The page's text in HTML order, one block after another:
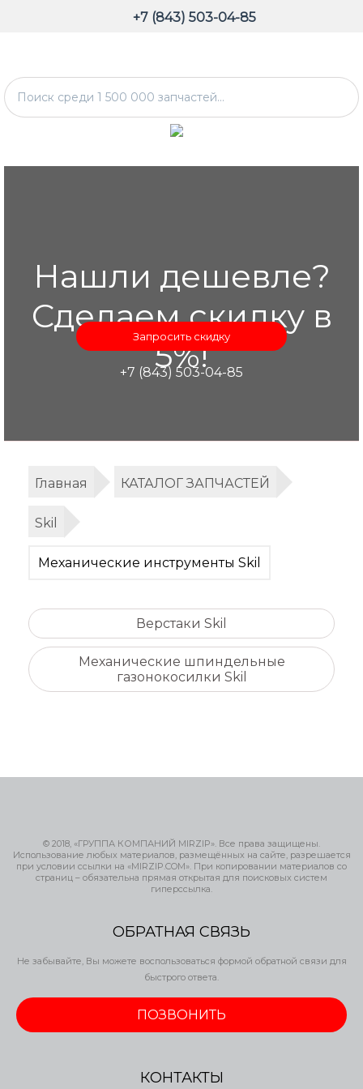
+7 (843) 503-04-85
Нашли дешевле?
Сделаем скидку в
5%!
Запросить скидку
+7 (843) 503-04-85
Главная КАТАЛОГ ЗАПЧАСТЕЙ
Skil
Механические инструменты Skil
Верстаки Skil
Механические шпиндельные
газонокосилки Skil
© 2018, «ГРУППА КОМПАНИЙ MIRZIP». Все права защищены.
Использование любых материалов, размещённых на сайте, разрешается
при условии ссылки на «MIRZIP.COM». При копировании материалов со
страниц – обязательна прямая открытая для поисковых систем
гиперссылка.
ОБРАТНАЯ СВЯЗЬ
Не забывайте, Вы можете воспользоваться формой обратной связи для
быстрого ответа.
ПОЗВОНИТЬ
КОНТАКТЫ